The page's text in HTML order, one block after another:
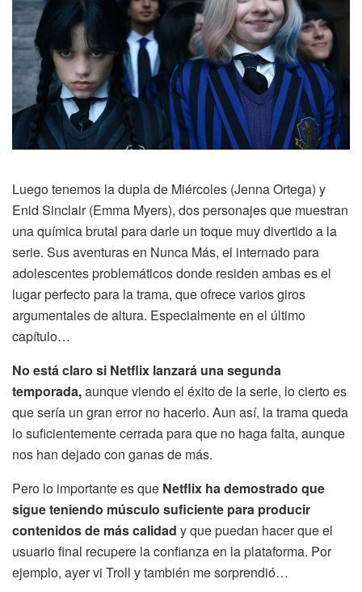
Luego tenemos la dupla de Miércoles (Jenna Ortega) y
Enid Sinclair (Emma Myers), dos personajes que muestran
una química brutal para darle un toque muy divertido a la
serie. Sus aventuras en Nunca Más, el internado para
adolescentes problemáticos donde residen ambas es el
lugar perfecto para la trama, que ofrece varios giros
argumentales de altura. Especialmente en el último
capítulo…
No está claro si Netflix lanzará una segunda
temporada,aunque viendo el éxito de la serie, lo cierto es
que sería un gran error no hacerlo. Aun así, la trama queda
lo suficientemente cerrada para que no haga falta, aunque
nos han dejado con ganas de más.
Pero lo importante es que Netflix ha demostrado que
sigue teniendo músculo suficiente para producir
contenidos de más calidad y que puedan hacer que el
usuario final recupere la confianza en la plataforma. Por
ejemplo, ayer vi Troll y también me sorprendió…